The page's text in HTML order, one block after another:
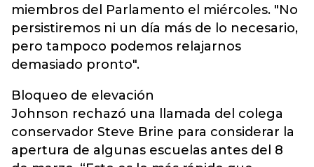
miembros del Parlamento el miércoles. "No
persistiremos ni un día más de lo necesario,
pero tampoco podemos relajarnos
demasiado pronto".
Bloqueo de elevación
Johnson rechazó una llamada del colega
conservador Steve Brine para considerar la
apertura de algunas escuelas antes del 8